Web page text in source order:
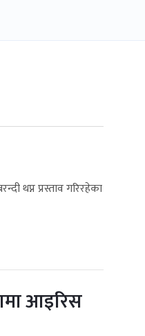
थप्न प्रस्ताव गरिरहेका
आइरिस